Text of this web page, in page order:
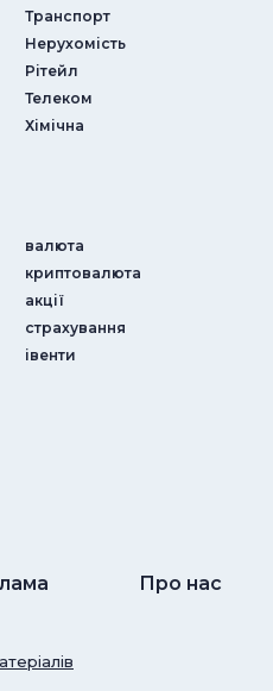
Транспорт
Нерухомість
Рітейл
Телеком
Хімічна
валюта
криптовалюта
акції
страхування
iвенти
Про нас